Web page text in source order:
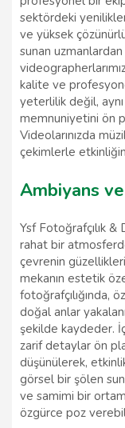
sektördeki
ve yüksek
sunan uzmanlardan
kalite ve
yeterlilik değil,
memnuniyetini ön
Videolarınızda
çekimlerle
Ambiyans
Ysf Fotoğrafçılık
rahat bir
çevrenin
mekanın estetik
fotoğrafçılığında,
doğal anlar
şekilde kaydeder.
zarif detaylar ön
düşünülerek,
görsel bir şölen
ve samimi bir
özgürce poz